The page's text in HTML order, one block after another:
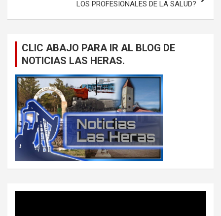
LOS PROFESIONALES DE LA SALUD?
CLIC ABAJO PARA IR AL BLOG DE
NOTICIAS LAS HERAS.